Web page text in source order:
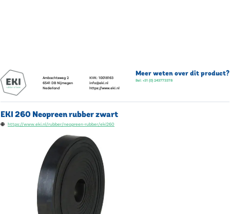
Ambachtsweg 2
6541 DB Nijmegen
Nederland
KVK: 10018163
info@eki.nl
https://www.eki.nl
Meer weten over dit product?
Bel: +31 (0) 243773378
EKI 260 Neopreen rubber zwart
https://www.eki.nl/rubber/neopreen-rubber/eki260